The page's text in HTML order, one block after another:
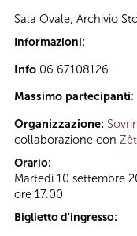
Sala Ovale, Archivio
Informazioni:
Info 06 67108126
Massimo partecipanti:
Organizzazione:
collaborazione con
Orario:
Martedì 10 settembre
ore 17.00
Biglietto d'ingresso: